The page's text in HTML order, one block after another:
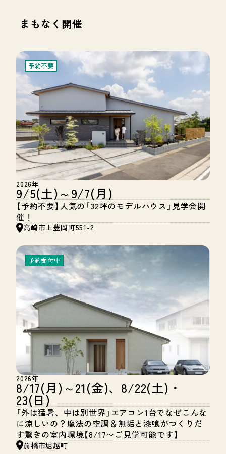
まもなく開催
2026年
9/5(土)～9/7(月)
【予約不要】人気の「32坪のモデルハウス」見学会開
催！
高崎市上豊岡町551-2
予約不要
2026年
8/17(月)～21(金)、8/22(土)・
23(日)
「外は猛暑、中は別世界」エアコン1台でなぜこんな
に涼しいの？魔法の空調＆無垢と漆喰がつくりだ
す驚きの室内環境【8/17〜ご見学可能です】
前橋市堀越町
予約受付中